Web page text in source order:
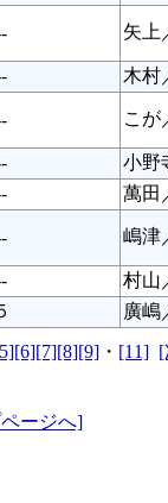
矢上
木村
こが
小野
萬田
嶋津
村山
廣嶋
[6][7][8][9]・ [11] [
ージへ]